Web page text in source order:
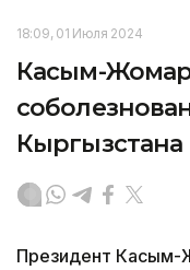
18:09, 01 Июля 2024
Касым-
Кыргызстана
Президент Касым-